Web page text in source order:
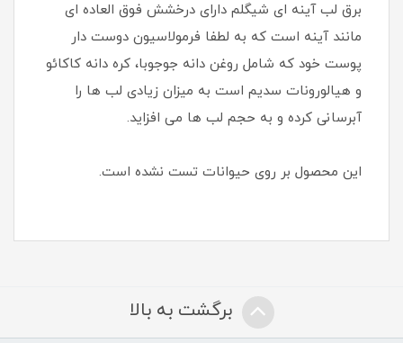
برق لب آینه ای شیگلم دارای درخشش فوق العاده ای
مانند آینه است که به لطفا فرمولاسیون دوست دار
پوست خود که شامل روغن دانه جوجوبا، کره دانه کاکائو
و هیالورونات سدیم است به میزان زیادی لب ها را
آبرسانی کرده و به حجم لب ها می افزاید.
این محصول بر روی حیوانات تست نشده است.
برگشت به بالا